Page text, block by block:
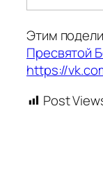
Этим
Пресвятой
https://
Post